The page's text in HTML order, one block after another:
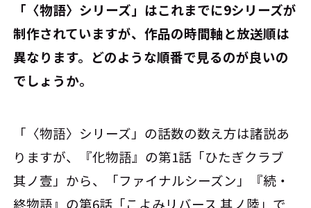
――「〈物語〉シリーズ」はこれまでに9シリーズが
制作されていますが、作品の時間軸と放送順は
異なります。どのような順番で見るのが良いの
でしょうか。
「〈物語〉シリーズ」の話数の数え方は諸説あ
りますが、『化物語』の第1話「ひたぎクラブ
其ノ壹」から、「ファイナルシーズン」『続・
終物語』の第6話「こよみリバース 其ノ陸」で